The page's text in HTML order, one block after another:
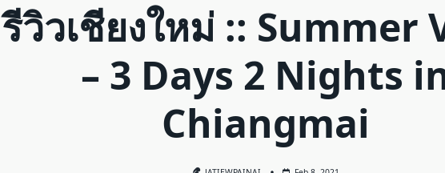
รีวิวเชียงใหม่ :: Summer
– 3 Days 2 Nights
Chiangmai